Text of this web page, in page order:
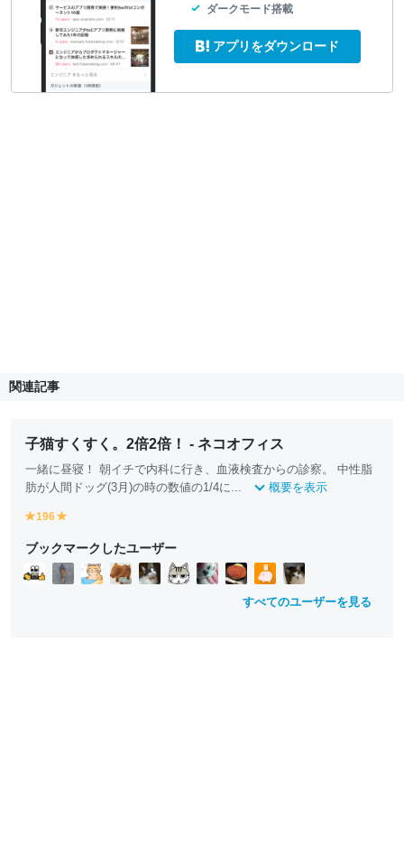
ダークモード搭載
アプリをダウンロード
関連記事
子猫すくすく。2倍2倍！ - ネコオフィス
一緒に昼寝！ 朝イチで内科に行き、血液検査からの診察。 中性脂
肪が人間ドッグ(3月)の時の数値の1/4に...
概要を表示
y
ll
o
w
196
ll
o
w
ブックマークしたユーザー
すべてのユーザーを見る